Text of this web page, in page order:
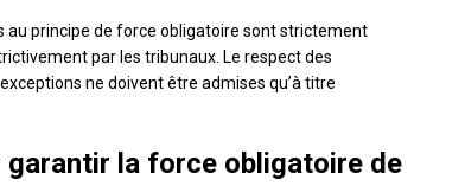
au principe de force obligatoire sont strictement
par les tribunaux. Le respect des
ne doivent être admises qu’à titre
garantir la force obligatoire de